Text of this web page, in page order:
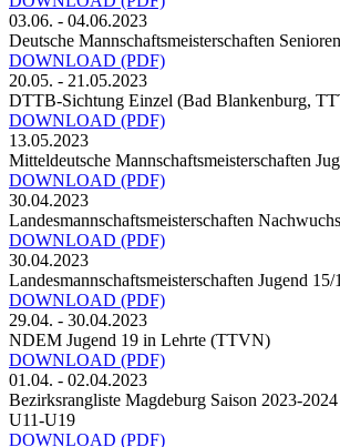
03.06. - 04.06.2023
Deutsche Mannschaftsmeisterschaften
DOWNLOAD (PDF)
20.05. - 21.05.2023
DTTB-Sichtung Einzel (Bad Blankenburg,
DOWNLOAD (PDF)
13.05.2023
Mitteldeutsche Mannschaftsmeisterschaften
DOWNLOAD (PDF)
30.04.2023
Landesmannschaftsmeisterschaften
DOWNLOAD (PDF)
30.04.2023
Landesmannschaftsmeisterschaften Jugend 15/
DOWNLOAD (PDF)
29.04. - 30.04.2023
NDEM Jugend 19 in Lehrte (TTVN)
DOWNLOAD (PDF)
01.04. - 02.04.2023
Bezirksrangliste Magdeburg Saison 2023-
U11-U19
DOWNLOAD (PDF)